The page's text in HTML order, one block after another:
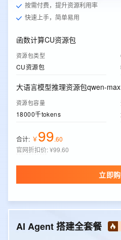
按需付费，提升资源利用率
快速上手，简单易用
函数计算CU资源包
资源包类型
CU资源包
大语言模型推理资源包qwen-max
资源包容量
18000千tokens
合计: ￥99.60
官网折扣价:¥99.60
立即
AI Agent 搭建全套餐